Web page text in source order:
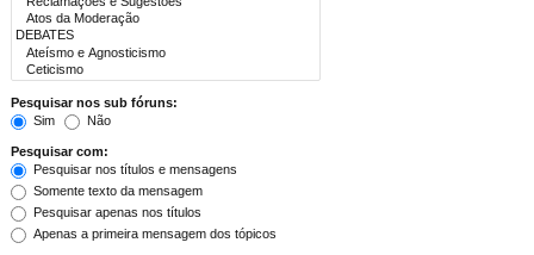
Pesquisar nos sub fóruns:
Sim
Não
Pesquisar com:
Pesquisar nos títulos e mensagens
Somente texto da mensagem
Pesquisar apenas nos títulos
Apenas a primeira mensagem dos tópicos